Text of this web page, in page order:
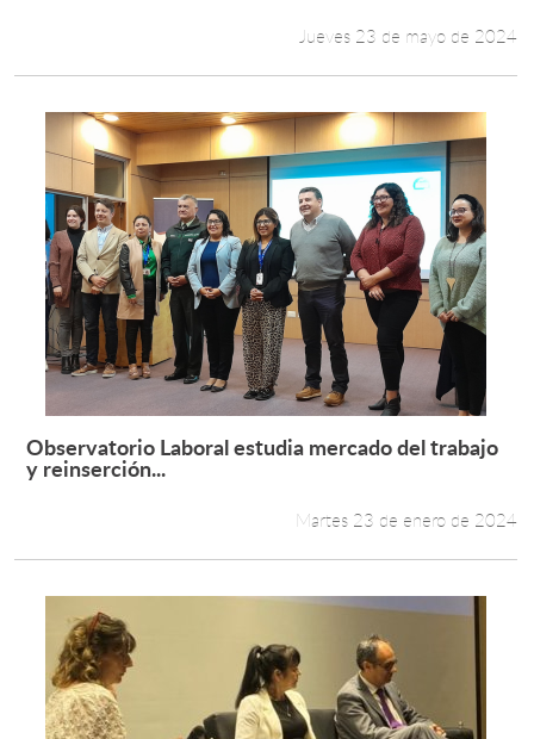
Jueves 23 de mayo de 2024
Leer más +
Observatorio Laboral estudia mercado del trabajo
y reinserción...
Martes 23 de enero de 2024